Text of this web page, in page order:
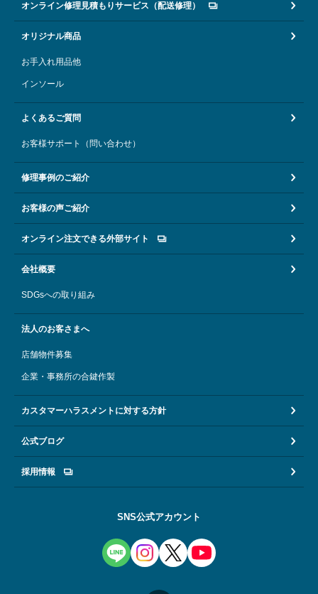
オンライン修理見積もりサービス（配送修理）
オリジナル商品
お手入れ用品他
インソール
よくあるご質問
お客様サポート（問い合わせ）
修理事例のご紹介
お客様の声ご紹介
オンライン注文できる外部サイト
会社概要
SDGsへの取り組み
法人のお客さまへ
店舗物件募集
企業・事務所の合鍵作製
カスタマーハラスメントに対する方針
公式ブログ
採用情報
SNS公式アカウント